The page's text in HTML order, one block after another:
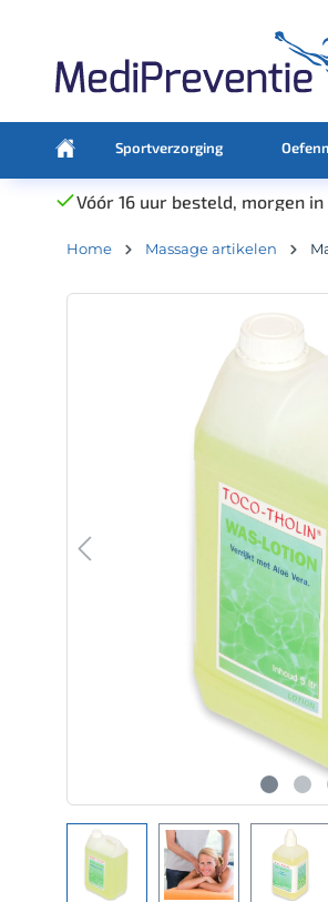
Sportverzorging
Vóór 16 uur besteld, morgen in
Home Massage artikelen